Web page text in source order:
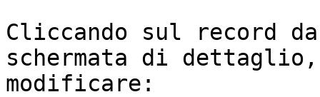
Cliccando sul record
schermata di
modificare: